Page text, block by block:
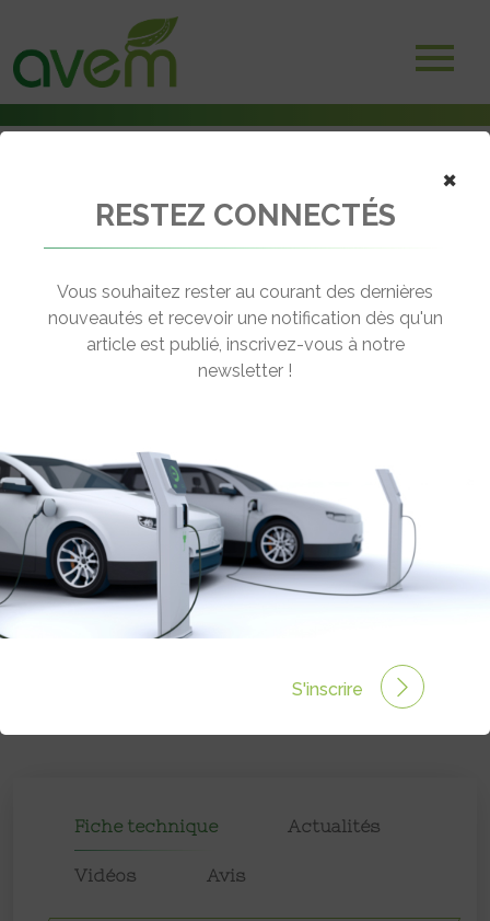
Utilitaires
JIAYUAN CITY CARGO
[wppr_avg_rating id="21531"]
Prix :à partir de 31 250€
Fiche technique Actualités
Vidéos Avis
×
RESTEZ CONNECTÉS
Vous souhaitez rester au courant des dernières
nouveautés et recevoir une notification dès qu'un
article est publié, inscrivez-vous à notre
newsletter !
S'inscrire